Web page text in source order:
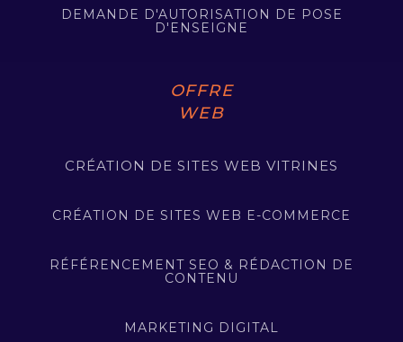
OFFRE
WEB
CRÉATION DE SITES WEB VITRINES
CRÉATION DE SITES WEB E-COMMERCE
RÉFÉRENCEMENT SEO & RÉDACTION DE
CONTENU
MARKETING DIGITAL
DEMANDE D'AUTORISATION DE POSE
D'ENSEIGNE